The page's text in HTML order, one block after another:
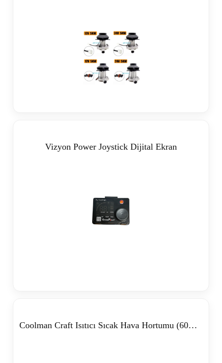
Vizyon Power Joystick Dijital Ekran
Coolman Craft Isıtıcı Sıcak Hava Hortumu (60mm)